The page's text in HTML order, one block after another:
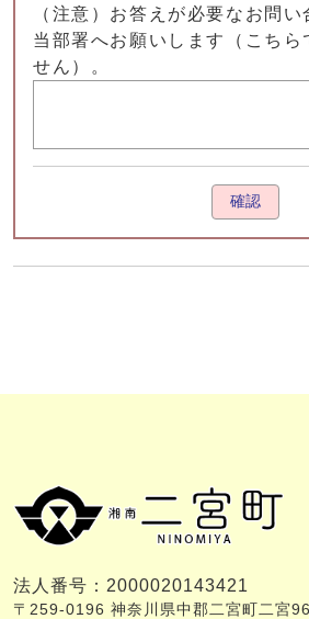
（注意）お答えが必要なお問
当部署へお願いします（こちら
せん）。
確認
法人番号：2000020143421
〒259-0196 神奈川県中郡二宮町二宮